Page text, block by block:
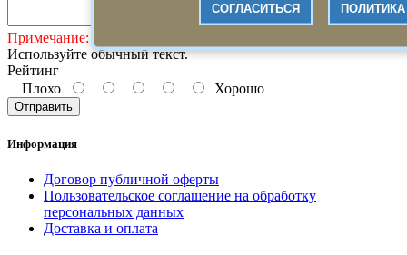
Примечание:
Используйте обычный текст.
Рейтинг
Плохо
Хорошо
Отправить
Информация
Договор публичной оферты
Пользовательское соглашение на обработку
персональных данных
Доставка и оплата
СОГЛАСИТЬСЯ